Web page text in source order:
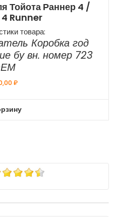
Тойота Раннер 4 /
Runner
товара:
Коробка год
бу вн. номер 723
₽